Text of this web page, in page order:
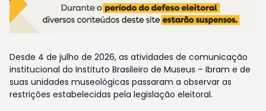
Desde 4 de julho de 2026, as atividades de comunicação
institucional do Instituto Brasileiro de Museus – Ibram e de
suas unidades museológicas passaram a observar as
restrições estabelecidas pela legislação eleitoral.